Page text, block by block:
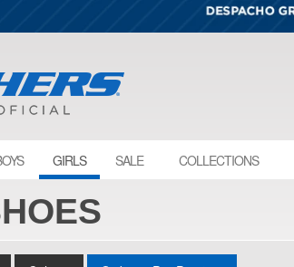
GIRLS SALE COLLECTIONS